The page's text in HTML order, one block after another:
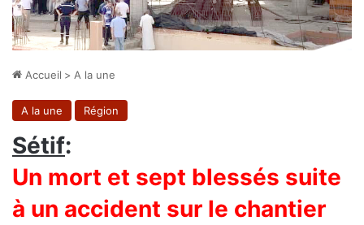
Accueil > A la une
A la une Région
Sétif:
Un mort et sept blessés suite
à un accident sur le chantier